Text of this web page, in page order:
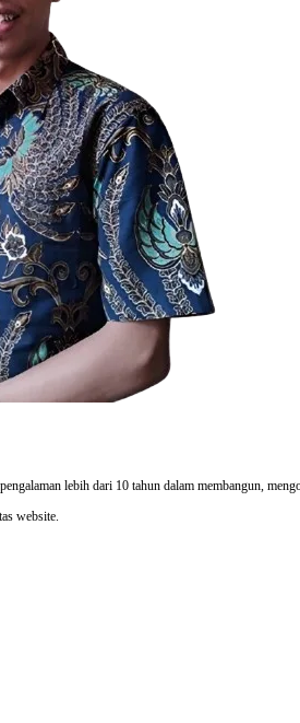
lebih dari 10 tahun dalam membangun,
website.